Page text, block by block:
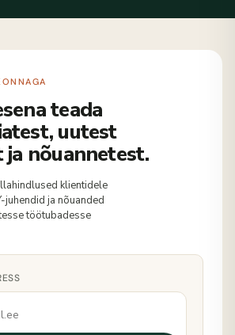
teada
uutest
nõuannetest.
klientidele
juhendid ja nõuanded
töötubadesse